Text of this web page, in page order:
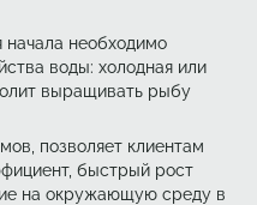
необходимо
воды: холодная или
выращивать рыбу
позволяет клиентам
быстрый рост
на окружающую среду в